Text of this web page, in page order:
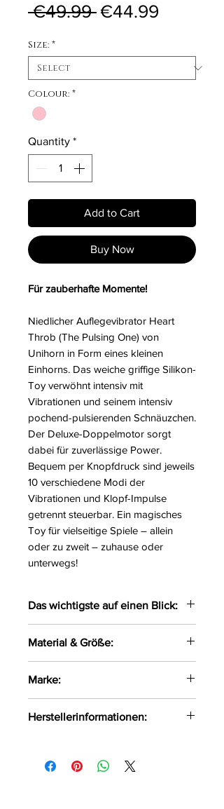
€49.99 Regular Price
€44.99
Size: *
Colour: *
Quantity *
Add to Cart
Buy Now
Für zauberhafte Momente!
Niedlicher Auflegevibrator Heart
Throb (The Pulsing One) von
Unihorn in Form eines kleinen
Einhorns. Das weiche griffige Silikon-
Toy verwöhnt intensiv mit
Vibrationen und seinem intensiv
pochend-pulsierenden Schnäuzchen.
Der Deluxe-Doppelmotor sorgt
dabei für zuverlässige Power.
Bequem per Knopfdruck sind jeweils
10 verschiedene Modi der
Vibrationen und Klopf-Impulse
getrennt steuerbar. Ein magisches
Toy für vielseitige Spiele – allein
oder zu zweit – zuhause oder
unterwegs!
Das wichtigste auf einen Blick:
Einhorn-Design
Pochend-pulsierendes
Schnäuzchen
10 Vibrationsmodi
Klopf-Impulse in 10 Modi
Wiederaufladbar – inklusive
Material & Größe:
Gewicht 95 g
Silikon
Marke:
Herstellerinformationen:
DE-24933 Flensburg